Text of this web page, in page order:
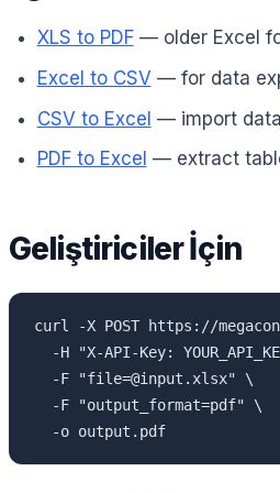
XLS to PDF— older Excel
Excel to CSV— for data
CSV to Excel — import
PDF to Excel — extract
Geliştiriciler İçin
curl -X POST https://
-H "X-API-Key:
  -F "file=@input.xlsx" \
  -F "output_format=pdf" \
  -o output.pdf